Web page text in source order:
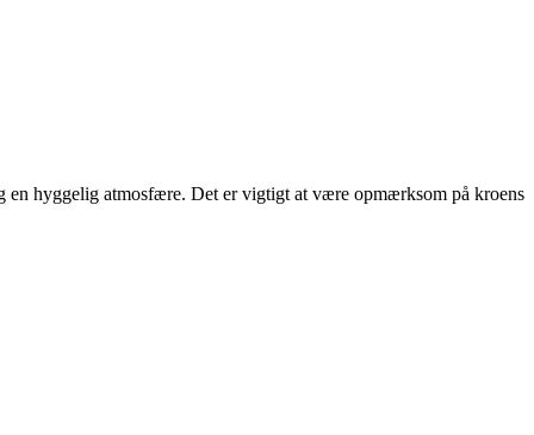
en hyggelig atmosfære. Det er vigtigt at være opmærksom på kroens